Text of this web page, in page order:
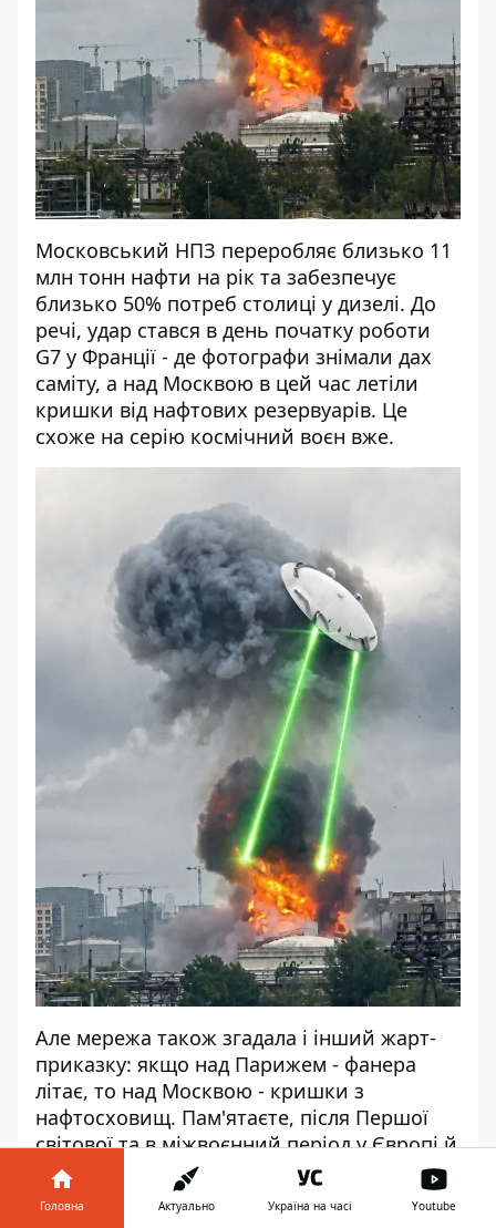
Московський НПЗ переробляє близько 11
млн тонн нафти на рік та забезпечує
близько 50% потреб столиці у дизелі. До
речі, удар стався в день початку роботи
G7 у Франції - де фотографи знімали дах
саміту, а над Москвою в цей час летіли
кришки від нафтових резервуарів. Це
схоже на серію космічний воєн вже.
Але мережа також згадала і інший жарт-
приказку: якщо над Парижем - фанера
літає, то над Москвою - кришки з
нафтосховищ. Пам'ятаєте, після Першої
світової та в міжвоєнний період у Європі й
Російській імперії (а згодом СРСР) активно
використовували легкі дерев’яні літаки з
Головна Актуально Україна на часі Youtube